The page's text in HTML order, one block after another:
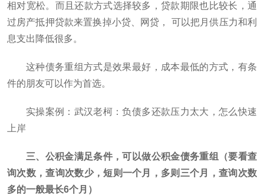
相对宽松。而且还款方式选择较多，贷款期限也比较长，通
过房产抵押贷款来置换掉小贷、网贷， 可以把月供压力和利
息支出降低很多。
这种债务重组方式是效果最好，成本最低的方式，有条
件的朋友可以作为首选。
实操案例：武汉老柯：负债多还款压力太大，怎么快速
上岸
三、公积金满足条件，可以做公积金债务重组（要看查
询次数，查询次数少，短则一个月，多则三个月，查询次数
多的一般最长6个月）